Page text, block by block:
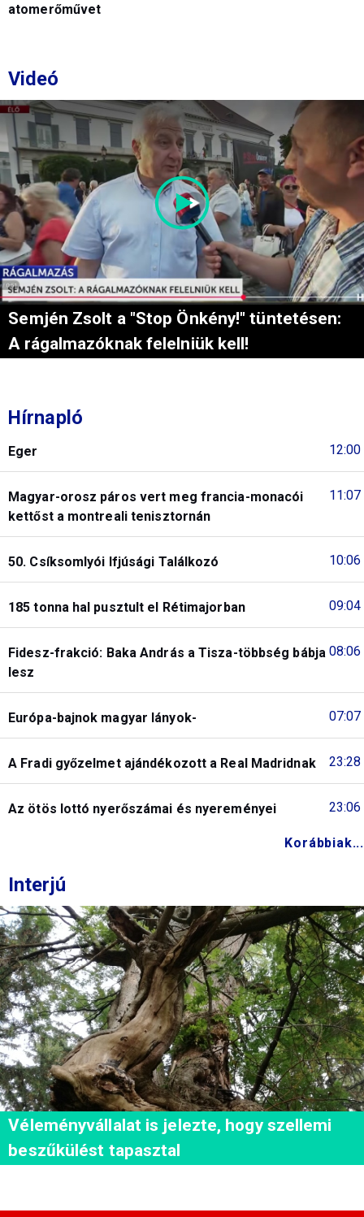
atomerőművet
Videó
Semjén Zsolt a "Stop Önkény!" tüntetésen:
A rágalmazóknak felelniük kell!
Hírnapló
12:00
Eger
11:07
Magyar-orosz páros vert meg francia-monacói
kettőst a montreali tenisztornán
10:06
50. Csíksomlyói Ifjúsági Találkozó
09:04
185 tonna hal pusztult el Rétimajorban
08:06
Fidesz-frakció: Baka András a Tisza-többség bábja
lesz
07:07
Európa-bajnok magyar lányok-
23:28
A Fradi győzelmet ajándékozott a Real Madridnak
23:06
Az ötös lottó nyerőszámai és nyereményei
Korábbiak...
Interjú
Véleményvállalat is jelezte, hogy szellemi
beszűkülést tapasztal